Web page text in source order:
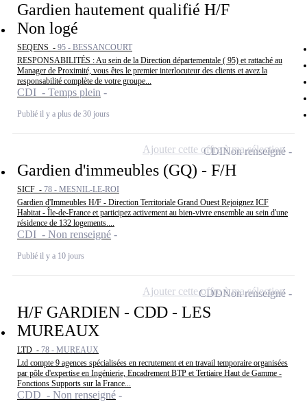
Gardien hautement qualifié H/F
Non logé
SEQENS - 95 - BESSANCOURT
RESPONSABILITÉS : Au sein de la Direction départementale ( 95) et rattaché au
Manager de Proximité, vous êtes le premier interlocuteur des clients et avez la
responsabilité complète de votre groupe...
CDI - Temps plein
Publié il y a plus de 30 jours
Gardien d'immeubles (GQ) - F/H
SICF - 78 - MESNIL-LE-ROI
Gardien d'Immeubles H/F - Direction Territoriale Grand Ouest Rejoignez ICF
Habitat - Île-de-France et participez activement au bien-vivre ensemble au sein d'une
résidence de 132 logements....
CDI - Non renseigné
Publié il y a 10 jours
CDINon renseigné
Ajouter cette offre à ma sélection
H/F GARDIEN - CDD - LES
MUREAUX
LTD - 78 - MUREAUX
Ltd compte 9 agences spécialisées en recrutement et en travail temporaire organisées
par pôle d'expertise en Ingénierie, Encadrement BTP et Tertiaire Haut de Gamme -
Fonctions Supports sur la France...
CDD - Non renseigné
CDDNon renseigné
Ajouter cette offre à ma sélection